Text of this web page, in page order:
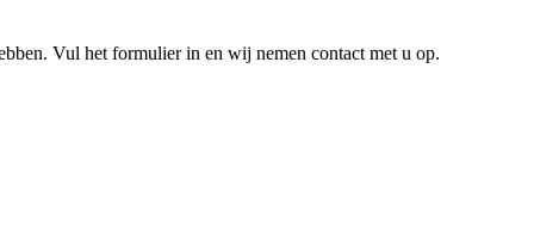
Vul het formulier in en wij nemen contact met u op.